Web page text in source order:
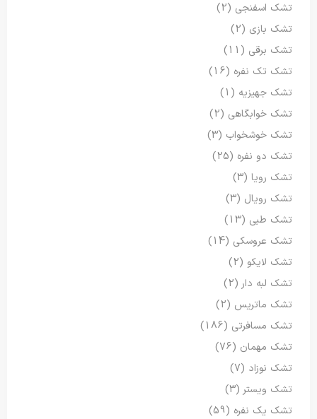
تشک اسفنجی (2)
تشک بازی (2)
تشک برقی (11)
تشک تک نفره (16)
تشک جهیزیه (1)
تشک خوابگاهی (2)
تشک خوشخواب (3)
تشک دو نفره (25)
تشک رویا (3)
تشک رویال (3)
تشک طبی (13)
تشک عروسکی (14)
تشک لایکو (2)
تشک لبه دار (2)
تشک ماتریس (2)
تشک مسافرتی (186)
تشک مهمان (76)
تشک نوزاد (7)
تشک ویستر (3)
تشک یک نفره (59)